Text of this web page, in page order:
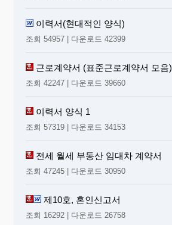
이력서(현대적인 양식)
조회 54957 | 다운로드 42399
근로계약서 (표준근로계약서 모음)
조회 42247 | 다운로드 39660
이력서 양식 1
조회 57319 | 다운로드 34153
전세 월세 부동산 임대차 계약서
조회 47245 | 다운로드 30950
제10호, 혼인신고서
조회 16292 | 다운로드 26758